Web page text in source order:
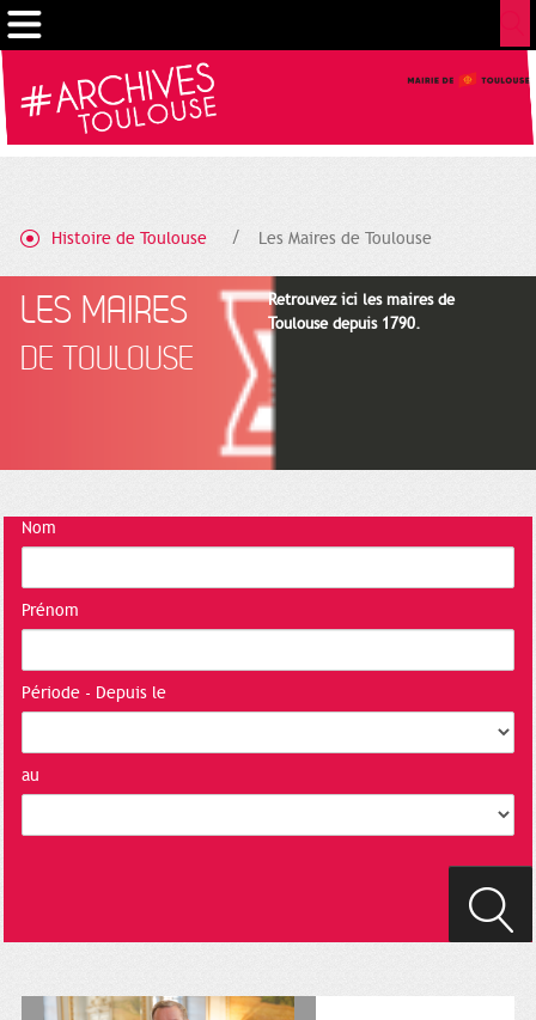
Histoire de Toulouse Les Maires de Toulouse
LES MAIRES
DE TOULOUSE
Retrouvez ici les maires de
Toulouse depuis 1790.
Nom
Prénom
Période - Depuis le
au
Cookies management panel